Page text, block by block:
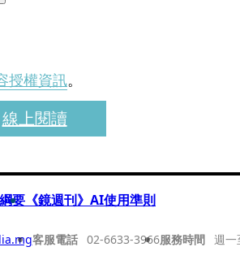
授權資訊。
線上閱讀
要 《鏡週刊》AI使用準則
客服電話 02-6633-3966服務時間 週一